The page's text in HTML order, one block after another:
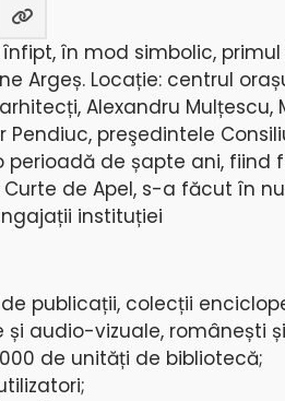
în mod simbolic,
Argeș. Locație: centrul
Alexandru
preşedintele
perioadă de șapte ani, fiind
de Apel, s-a făcut în
instituției
publicații, colecții
audio-vizuale, românești
de unități de bibliotecă;